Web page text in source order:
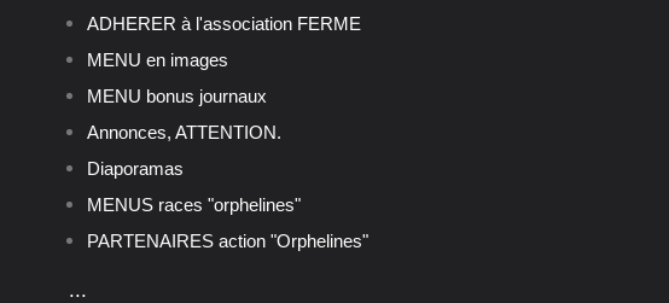
ADHERER à l'association FERME
MENU en images
MENU bonus journaux
Annonces, ATTENTION.
Diaporamas
MENUS races "orphelines"
PARTENAIRES action "Orphelines"
...